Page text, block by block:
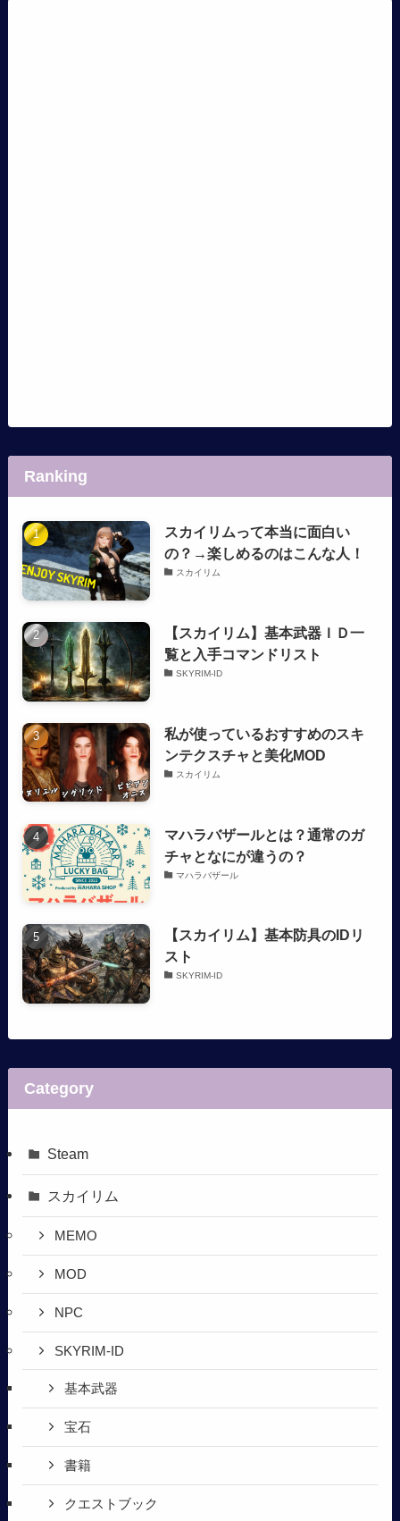
Ranking
スカイリムって本当に面白い
の？→楽しめるのはこんな人！
スカイリム
【スカイリム】基本武器ＩＤ一
覧と入手コマンドリスト
SKYRIM-ID
私が使っているおすすめのスキ
ンテクスチャと美化MOD
スカイリム
マハラバザールとは？通常のガ
チャとなにが違うの？
マハラバザール
【スカイリム】基本防具のIDリ
スト
SKYRIM-ID
Category
Steam
スカイリム
MEMO
MOD
NPC
SKYRIM-ID
基本武器
宝石
書籍
クエストブック